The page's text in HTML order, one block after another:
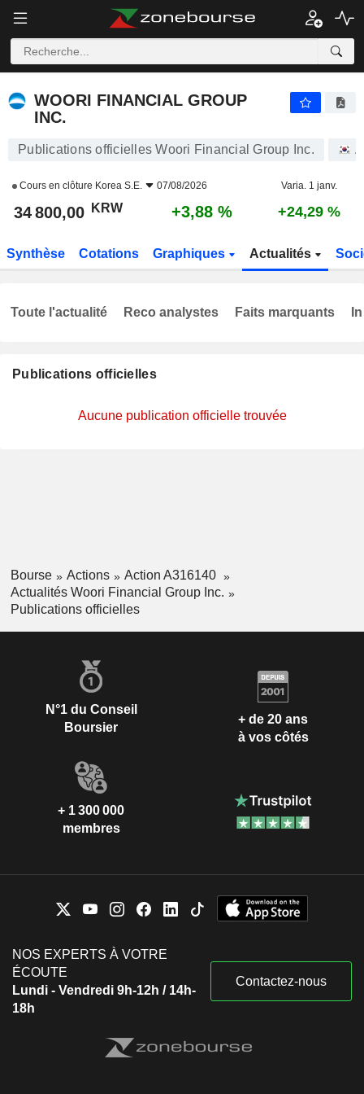
WOORI FINANCIAL GROUP
INC.
Publications officielles Woori Financial Group Inc.
Cours en clôture Korea S.E. 07/08/2026 Varia. 1 janv.
34 800,00 KRW +3,88 % +24,29 %
Synthèse Cotations Graphiques Actualités
Publications officielles
Aucune publication officielle trouvée
Toute l'actualité Reco analystes Faits marquants
Bourse Actions
Action A316140
Actualités Woori Financial Group Inc.
Publications officielles
N°1 du Conseil
Boursier
+ de 20 ans
à vos côtés
+ 1 300 000
membres
NOS EXPERTS À VOTRE
ÉCOUTE
Lundi - Vendredi 9h-12h / 14h-
18h
Contactez-nous